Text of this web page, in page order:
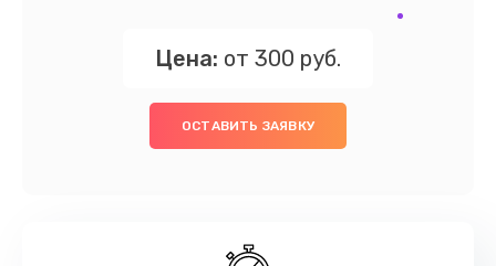
Цена: от 300 руб.
ОСТАВИТЬ ЗАЯВКУ